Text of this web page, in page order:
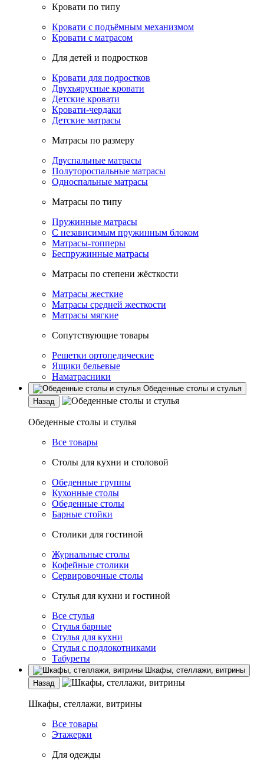
Кровати по типу
Кровати с подъёмным механизмом
Кровати с матрасом
Для детей и подростков
Кровати для подростков
Двухъярусные кровати
Детские кровати
Кровати-чердаки
Детские матрасы
Матрасы по размеру
Двуспальные матрасы
Полутороспальные матрасы
Односпальные матрасы
Матрасы по типу
Пружинные матрасы
С независимым пружинным блоком
Матрасы-топперы
Беспружинные матрасы
Матрасы по степени жёсткости
Матрасы жесткие
Матрасы средней жесткости
Матрасы мягкие
Сопутствующие товары
Решетки ортопедические
Ящики бельевые
Наматрасники
Обеденные столы и стулья
Назад
Обеденные столы и стулья
Все товары
Столы для кухни и столовой
Обеденные группы
Кухонные столы
Обеденные столы
Барные стойки
Столики для гостиной
Журнальные столы
Кофейные столики
Сервировочные столы
Стулья для кухни и гостиной
Все стулья
Стулья барные
Стулья для кухни
Стулья с подлокотниками
Табуреты
Шкафы, стеллажи, витрины
Назад
Шкафы, стеллажи, витрины
Все товары
Этажерки
Для одежды